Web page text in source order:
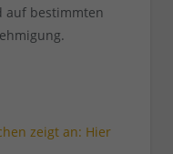
auf bestimmten